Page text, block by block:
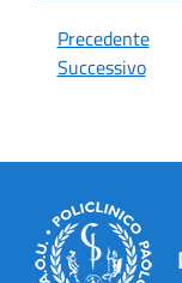
Precedente
Successivo